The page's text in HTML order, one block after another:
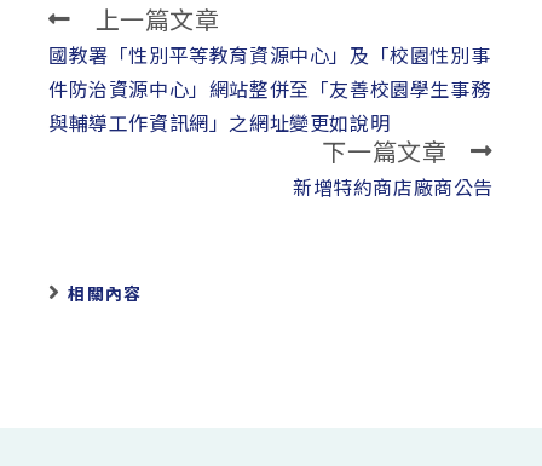
Read
more
articles
上一篇文章
國教署「性別平等教育資源中心」及「校園性別事
件防治資源中心」網站整併至「友善校園學生事務
與輔導工作資訊網」之網址變更如說明
下一篇文章
新增特約商店廠商公告
相關內容